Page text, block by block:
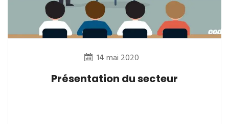
14 mai 2020
Présentation du secteur